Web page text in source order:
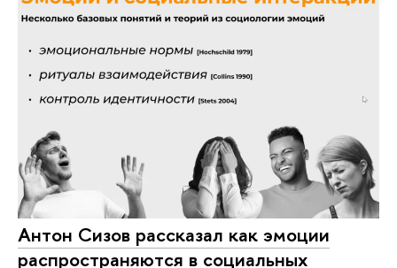
Антон Сизов рассказал как эмоции
распространяются в социальных